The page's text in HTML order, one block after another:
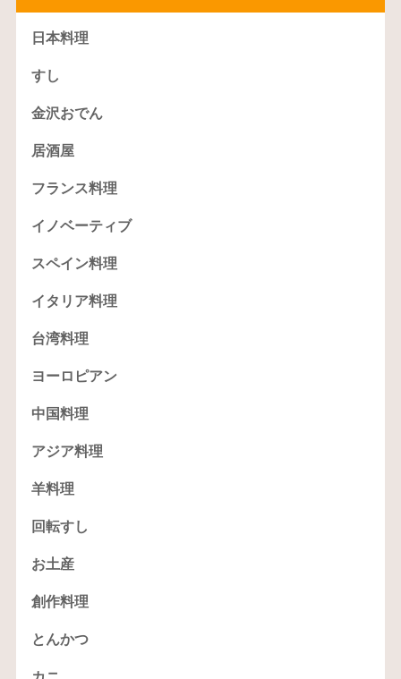
日本料理
すし
金沢おでん
居酒屋
フランス料理
イノベーティブ
スペイン料理
イタリア料理
台湾料理
ヨーロピアン
中国料理
アジア料理
羊料理
回転すし
お土産
創作料理
とんかつ